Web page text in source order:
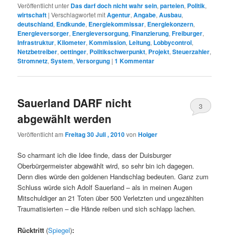
Veröffentlicht unter Das darf doch nicht wahr sein,parteien, Politik,
wirtschaft |Verschlagwortet mitAgentur,Angabe,Ausbau,
deutschland, Endkunde, Energiekommissar, Energiekonzern,
Energieversorger, Energieversorgung,Finanzierung,Freiburger,
Infrastruktur,Kilometer,Kommission, Leitung, Lobbycontrol,
Netzbetreiber,oettinger, Politikschwerpunkt, Projekt,Steuerzahler,
Stromnetz,System,Versorgung |1 Kommentar
Sauerland DARF nicht
abgewählt werden
Veröffentlicht amFreitag 30 Juli , 2010vonHolger
3
So charmant ich die Idee finde, dass der Duisburger
Oberbürgermeister abgewählt wird, so sehr bin ich dagegen.
Denn dies würde den goldenen Handschlag bedeuten. Ganz zum
Schluss würde sich Adolf Sauerland – als in meinen Augen
Mitschuldiger an 21 Toten über 500 Verletzten und ungezählten
Traumatisierten – die Hände reiben und sich schlapp lachen.
Rücktritt (Spiegel):